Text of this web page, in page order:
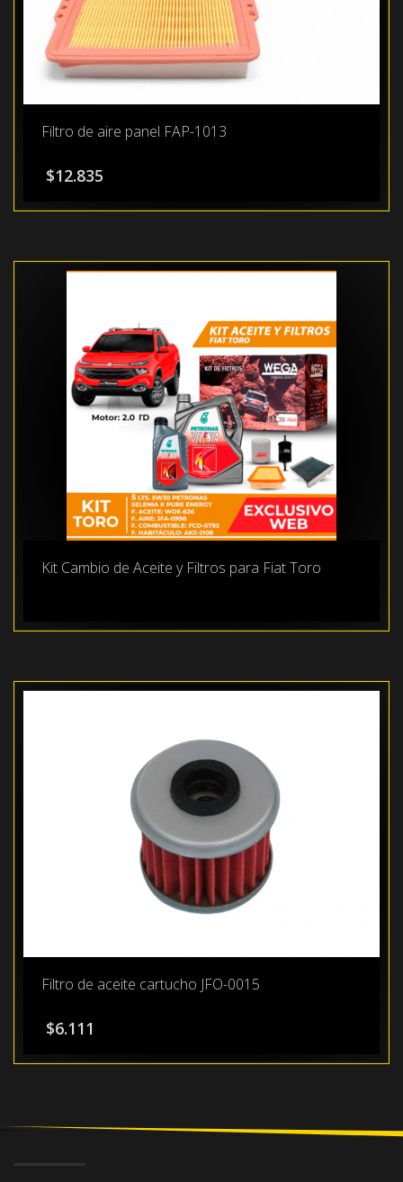
Filtro de aire panel FAP-1013
$12.835
Kit Cambio de Aceite y Filtros para Fiat Toro
Filtro de aceite cartucho JFO-0015
$6.111